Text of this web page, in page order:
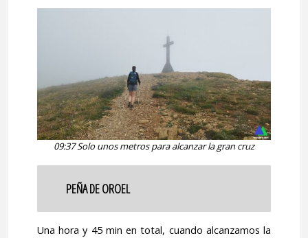
09:37 Solo unos metros para alcanzar la gran cruz
PEÑA DE OROEL
Una hora y 45 min en total, cuando alcanzamos la